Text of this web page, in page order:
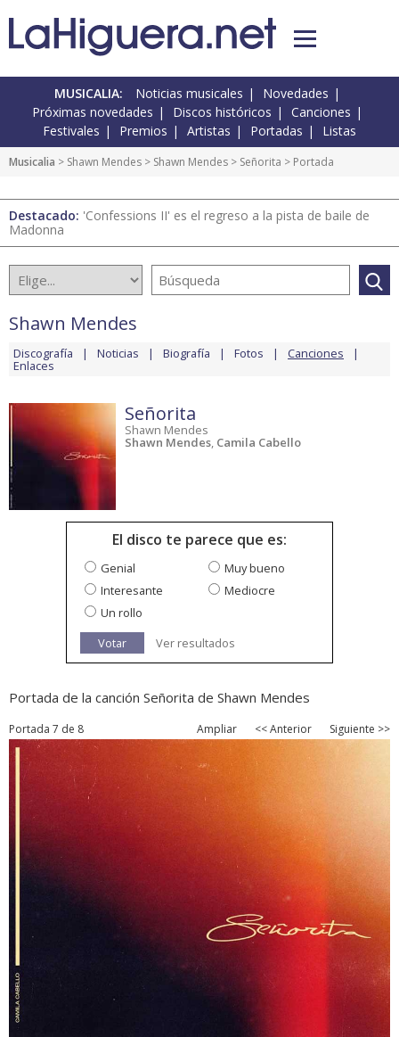
MUSICALIA: Noticias musicales
Novedades
Próximas novedades
Discos históricos
Canciones
Festivales
Premios Artistas Portadas Listas
Musicalia > Shawn Mendes > Shawn Mendes > Señorita > Portada
Destacado: 'Confessions II' es el regreso a la pista de baile de
Madonna
Shawn Mendes
Discografía Noticias Biografía Fotos Canciones
Enlaces
Señorita
Shawn Mendes
Shawn Mendes, Camila Cabello
El disco te parece que es:
Genial
Muy bueno
Interesante
Mediocre
Un rollo
Votar
Ver resultados
Portada de la canción Señorita de Shawn Mendes
Portada 7 de 8 Ampliar << Anterior Siguiente >>